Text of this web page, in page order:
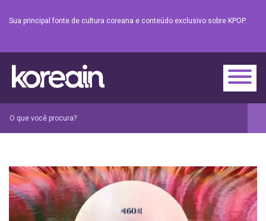
Sua principal fonte de cultura coreana e conteúdo exclusivo sobre KPOP.